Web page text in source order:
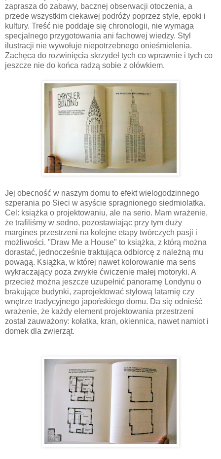
zaprasza do zabawy, bacznej obserwacji otoczenia, a
przede wszystkim ciekawej podróży poprzez style, epoki i
kultury. Treść nie poddaje się chronologii, nie wymaga
specjalnego przygotowania ani fachowej wiedzy. Styl
ilustracji nie wywołuje niepotrzebnego onieśmielenia.
Zachęca do rozwinięcia skrzydeł tych co wprawnie i tych co
jeszcze nie do końca radzą sobie z ołówkiem.
Jej obecność w naszym domu to efekt wielogodzinnego
szperania po Sieci w asyście spragnionego siedmiolatka.
Cel: książka o projektowaniu, ale na serio. Mam wrażenie,
że trafiliśmy w sedno, pozostawiając przy tym duży
margines przestrzeni na kolejne etapy twórczych pasji i
możliwości. "Draw Me a House" to książka, z którą można
dorastać, jednocześnie traktująca odbiorcę z należną mu
powagą. Książka, w której nawet kolorowanie ma sens
wykraczający poza zwykłe ćwiczenie małej motoryki. A
przecież można jeszcze uzupełnić panoramę Londynu o
brakujące budynki, zaprojektować stylową latarnię czy
wnętrze tradycyjnego japońskiego domu. Da się odnieść
wrażenie, że każdy element projektowania przestrzeni
został zauważony: kołatka, kran, okiennica, nawet namiot i
domek dla zwierząt.